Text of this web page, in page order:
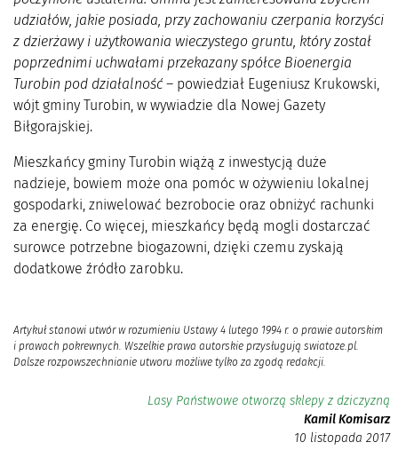
udziałów, jakie posiada, przy zachowaniu czerpania korzyści
z dzierżawy i użytkowania wieczystego gruntu, który został
poprzednimi uchwałami przekazany spółce Bioenergia
Turobin pod działalność– powiedział Eugeniusz Krukowski,
wójt gminy Turobin, w wywiadzie dla Nowej Gazety
Biłgorajskiej.
Mieszkańcy gminy Turobin wiążą z inwestycją duże
nadzieje, bowiem może ona pomóc w ożywieniu lokalnej
gospodarki, zniwelować bezrobocie oraz obniżyć rachunki
za energię. Co więcej, mieszkańcy będą mogli dostarczać
surowce potrzebne biogazowni, dzięki czemu zyskają
dodatkowe źródło zarobku.
Artykuł stanowi utwór w rozumieniu Ustawy 4 lutego 1994 r. o prawie autorskim
i prawach pokrewnych. Wszelkie prawa autorskie przysługują swiatoze.pl.
Dalsze rozpowszechnianie utworu możliwe tylko za zgodą redakcji.
Lasy Państwowe otworzą sklepy z dziczyzną
Kamil Komisarz
10 listopada 2017